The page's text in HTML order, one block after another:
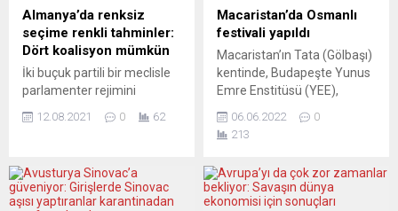
KRV- Seçim Hakkı Girişimi
Başkanı ve eğitimci-yazar
Bahattin Gemici, başta THY
olmak üzere tüm havayolu
şirketlerinin okul
tatillerinde...
Viyana’de 23 yıldır
yayımlanan Yeni Vatan
gazetesinin internet
sayfasında CHP’nin
Viyana’daki girişimleri...
Almanya’da renksiz
seçime renkli tahminler:
Dört koalisyon mümkün
İki buçuk partili bir meclisle
parlamenter rejimini
Federal Almanya, daha
küçük partili bir meclisle yola
devam etmişti. Sonra
12.08.2021 0 62
Macaristan’da Osmanlı
festivali yapıldı
Macaristan’ın Tata (Gölbaşı)
kentinde, Budapeşte Yunus
Emre Enstitüsü (YEE),
Teşkilatı Macaristan Ofisi ve
Gül Baba Vakfının desteğiyle
gerçekleştirildi. Bu yıl
14’üncüsü düzenlenen
06.06.2022
0
213